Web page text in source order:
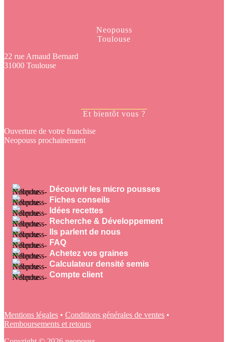
Neopouss
Toulouse
22 rue Arnaud Bernard
31000 Toulouse
Et bientôt vous ?
Ouverture de votre franchise
Neopouss prochainement
Découvrir les micro pousses
Fiches conseils
Idées recettes
Recherche & Développement
Ils parlent de nous
FAQ
Achetez vos graines
Calculateur densité semis
Compte client
Mentions légales • Conditions générales de ventes •
Remboursements et retours